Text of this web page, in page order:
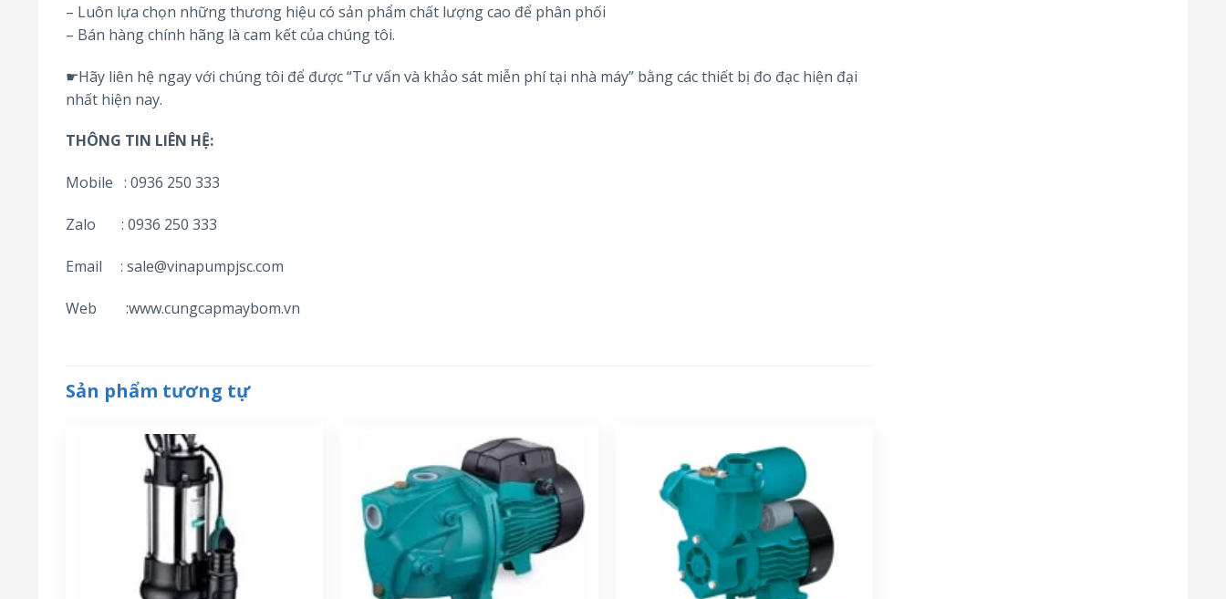
– Luôn lựa chọn những thương hiệu có sản phẩm chất lượng cao để phân phối
– Bán hàng chính hãng là cam kết của chúng tôi.
☛Hãy liên hệ ngay với chúng tôi để được “Tư vấn và khảo sát miễn phí tại nhà máy” bằng các thiết bị đo đạc hiện đại
nhất hiện nay.
THÔNG TIN LIÊN HỆ:
Mobile : 0936 250 333
Zalo : 0936 250 333
Email : sale@vinapumpjsc.com
Web :www.cungcapmaybom.vn
Sản phẩm tương tự